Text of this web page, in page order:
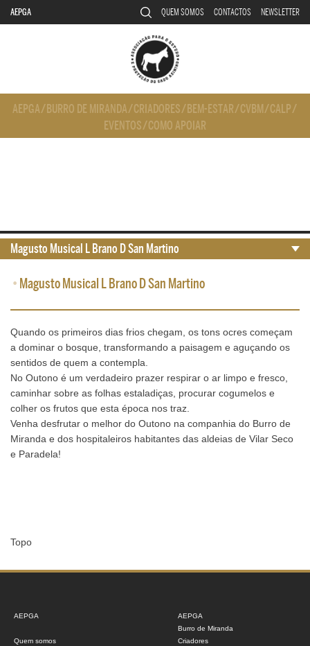
AEPGA QUEM SOMOS CONTACTOS NEWSLETTER
AEPGA/ BURRO DE MIRANDA/CRIADORES/ BEM-ESTAR/CVBM/CALP/
EVENTOS/COMO APOIAR
• Magusto Musical L Brano D San Martino
Quando os primeiros dias frios chegam, os tons ocres começam
a dominar o bosque, transformando a paisagem e aguçando os
sentidos de quem a contempla.
No Outono é um verdadeiro prazer respirar o ar limpo e fresco,
caminhar sobre as folhas estaladiças, procurar cogumelos e
colher os frutos que esta época nos traz.
Venha desfrutar o melhor do Outono na companhia do Burro de
Miranda e dos hospitaleiros habitantes das aldeias de Vilar Seco
e Paradela!
Topo
Magusto Musical L Brano D San Martino
AEPGA
Quem somos
AEPGA
Burro de Miranda
Criadores